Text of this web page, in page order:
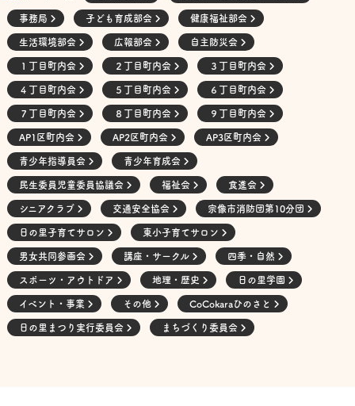
事務局 子ども育成部会 健康福祉部会
生活環境部会 広報部会 自主防災会
１丁目町内会 ２丁目町内会 ３丁目町内会
４丁目町内会 ５丁目町内会 ６丁目町内会
７丁目町内会 ８丁目町内会 ９丁目町内会
AP1区町内会 AP2区町内会 AP3区町内会
青少年指導員会 青少年育成会
民生委員児童委員協議会 福祉会 食進会
シニアクラブ 交通安全協会 宗像市消防団第10分団
日の里子育てサロン 東小子育てサロン
男女共同参画会 講座・サークル 四季・自然
スポーツ・アウトドア 地理・歴史 日の里学園
イベント・事業 その他 CoCokaraひのさと
日の里まつり実行委員会 まちづくり委員会